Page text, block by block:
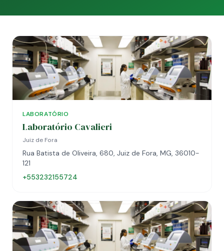
LABORATÓRIO
Laboratório Cavalieri
Juiz de Fora
Rua Batista de Oliveira, 680, Juiz de Fora, MG, 36010-
121
+553232155724